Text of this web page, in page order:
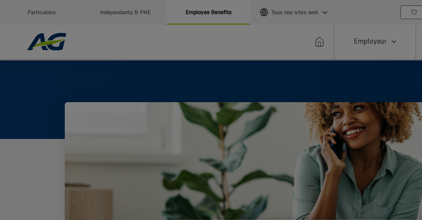
Particuliers Indépendants & PME Employee Benefits Tous nos sites web
Employeur